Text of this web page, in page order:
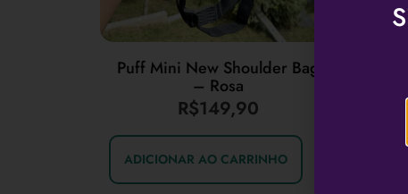
Puff Mini New Shoulder Bag
– Rosa
R$149,90
ADICIONAR AO CARRINHO